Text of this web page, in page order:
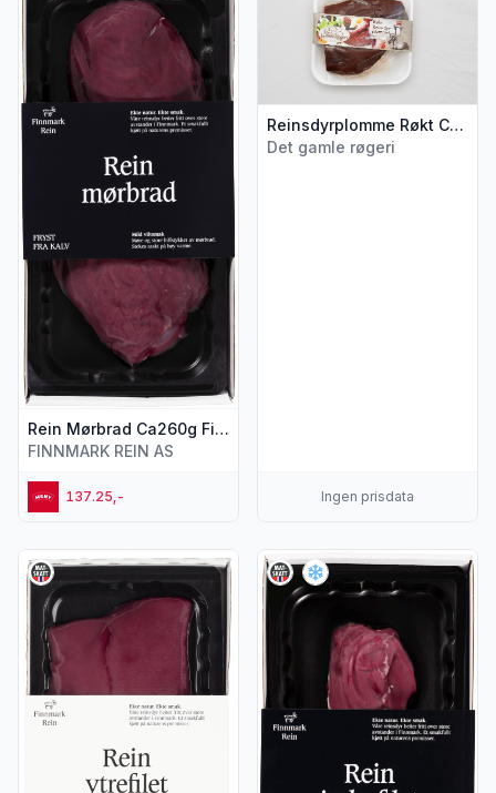
Rein Mørbrad Ca260g Finnmark Rein
FINNMARK REIN AS
137.25,-
Reinsdyrplomme Røkt Ca200g Det Gamle Røgeri
Det gamle røgeri
Ingen prisdata
Vis flere detaljer for produktet "Rein Ytrefilet Fersk 300g
Vis flere detaljer for